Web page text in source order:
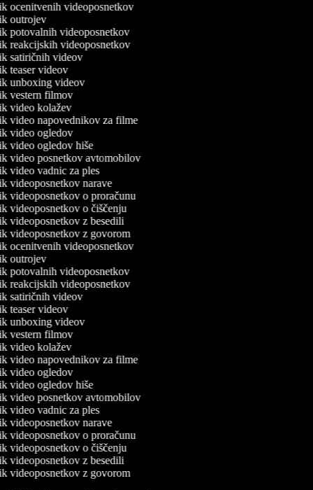
ocenitvenih videoposnetkov
outrojev
potovalnih videoposnetkov
reakcijskih videoposnetkov
satiričnih videov
teaser videov
unboxing videov
vestern filmov
video kolažev
video napovednikov za filme
video ogledov
video ogledov hiše
video posnetkov avtomobilov
video vadnic za ples
videoposnetkov narave
videoposnetkov o proračunu
videoposnetkov o čiščenju
videoposnetkov z besedili
videoposnetkov z govorom
ocenitvenih videoposnetkov
outrojev
potovalnih videoposnetkov
reakcijskih videoposnetkov
satiričnih videov
teaser videov
unboxing videov
vestern filmov
video kolažev
video napovednikov za filme
video ogledov
video ogledov hiše
video posnetkov avtomobilov
video vadnic za ples
videoposnetkov narave
videoposnetkov o proračunu
videoposnetkov o čiščenju
videoposnetkov z besedili
videoposnetkov z govorom